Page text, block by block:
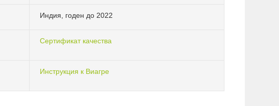
Индия, годен до 2022
Сертификат качества
Инструкция к Виагре